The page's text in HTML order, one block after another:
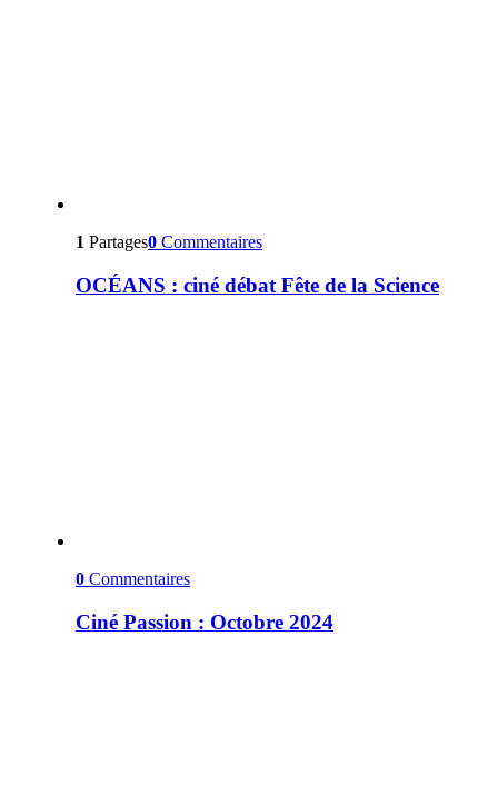
1 Partages0 Commentaires
OCÉANS : ciné débat Fête de la Science
0 Commentaires
Ciné Passion : Octobre 2024